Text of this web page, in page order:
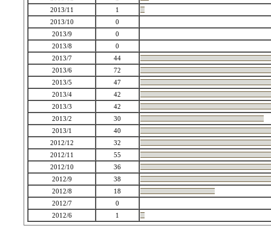
2013/11
1
2013/10
0
2013/9
0
2013/8
0
2013/7
44
2013/6
72
2013/5
47
2013/4
42
2013/3
42
2013/2
30
2013/1
40
2012/12
32
2012/11
55
2012/10
36
2012/9
38
2012/8
18
2012/7
0
2012/6
1